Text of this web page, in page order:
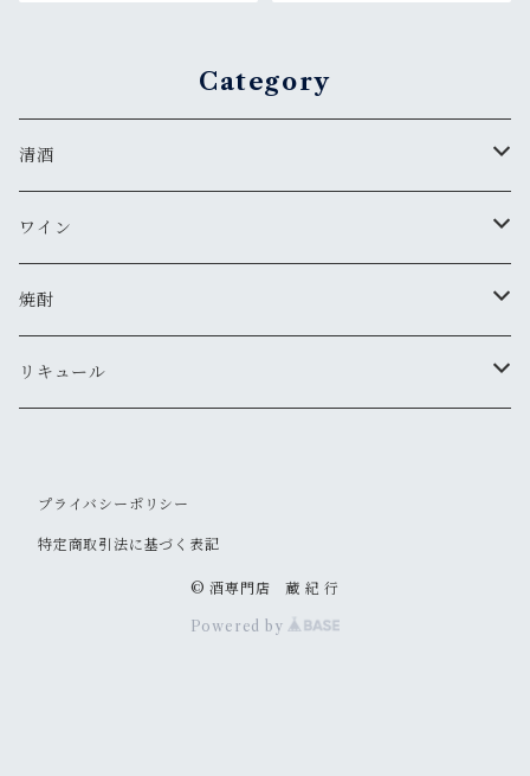
Category
清酒
MIYASAKA
真澄
夜明け前
帰山
ワイン
ドメーヌ・コーセイ
安曇野ワイナリー
焼酎
千曲錦・帰山
リキュール
その他
プライバシーポリシー
特定商取引法に基づく表記
© 酒専門店 蔵 紀 行
Powered by